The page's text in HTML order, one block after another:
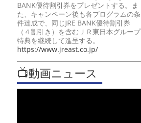
BANK優待割引券をプレゼントする。ま
た、キャンペーン後も各プログラムの条
件達成で、同じJRE BANK優待割引券
（４割引き）を含むＪＲ東日本グループ
特典を継続して進呈する。
https://www.jreast.co.jp/
📺動画ニュース